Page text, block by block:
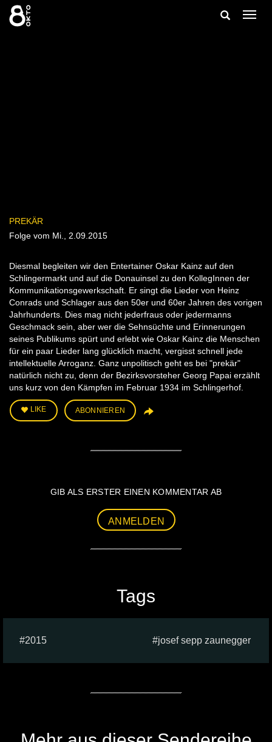
Zum
Inhalt
springen
Suche
PREKÄR
Folge vom Mi., 2.09.2015
Diesmal begleiten wir den Entertainer Oskar Kainz auf den
Schlingermarkt und auf die Donauinsel zu den KollegInnen der
Kommunikationsgewerkschaft. Er singt die Lieder von Heinz
Conrads und Schlager aus den 50er und 60er Jahren des vorigen
Jahrhunderts. Dies mag nicht jederfraus oder jedermanns
Geschmack sein, aber wer die Sehnsüchte und Erinnerungen
seines Publikums spürt und erlebt wie Oskar Kainz die Menschen
für ein paar Lieder lang glücklich macht, vergisst schnell jede
intellektuelle Arroganz. Ganz unpolitisch geht es bei "prekär"
natürlich nicht zu, denn der Bezirksvorsteher Georg Papai erzählt
uns kurz von den Kämpfen im Februar 1934 im Schlingerhof.
LIKE ABONNIEREN
GIB ALS ERSTER EINEN KOMMENTAR AB
ANMELDEN
Tags
2015 josef sepp zaunegger